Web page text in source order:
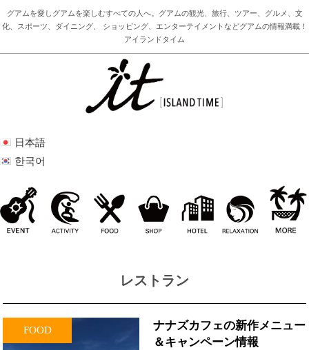
グアムを愛しグアムを楽しむすべての人へ。グアムの観光、旅行、ツアー、グルメ、文
化、スポーツ、ダイニング、 ショッピング、エンターテイメントなどグアムの情報満載！
アイランドタイム
日本語
한국어
レストラン
FOOD
ナナズカフェの新作メニュー
＆キャンペーン情報